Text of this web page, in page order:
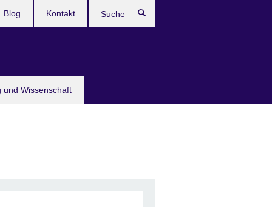
und Wissenschaft
Blog Kontakt